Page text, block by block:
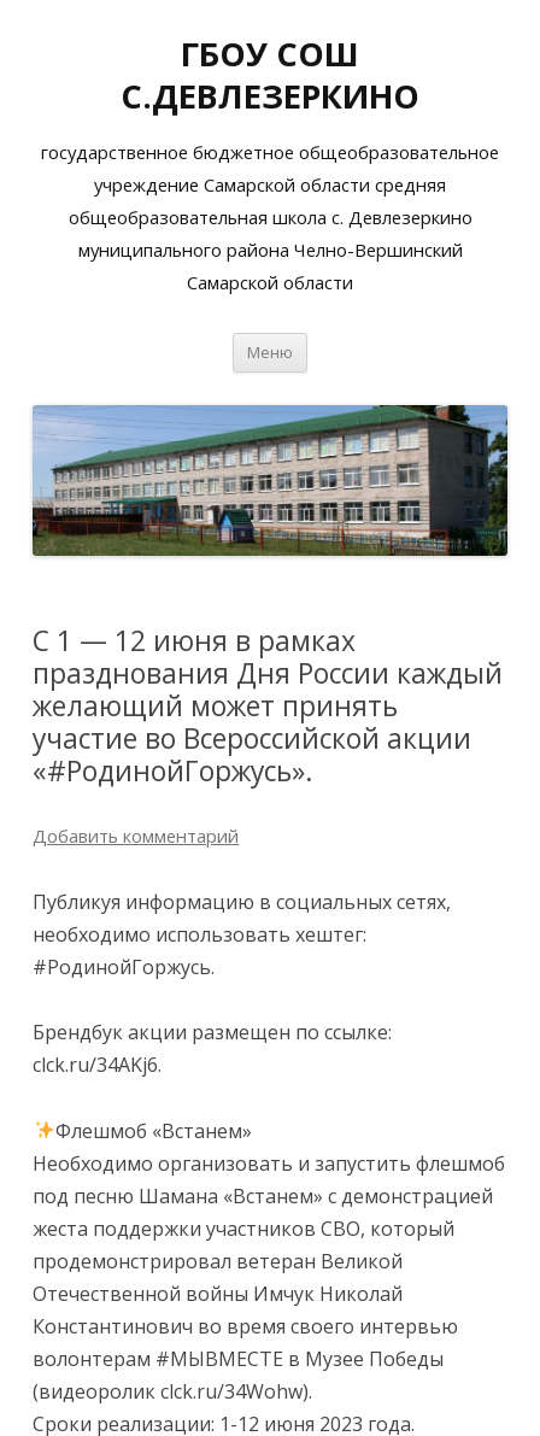
ГБОУ СОШ
С.ДЕВЛЕЗЕРКИНО
государственное бюджетное общеобразовательное
учреждение Самарской области средняя
общеобразовательная школа с. Девлезеркино
муниципального района Челно-Вершинский
Самарской области
Меню
С 1 — 12 июня в рамках
празднования Дня России каждый
желающий может принять
участие во Всероссийской акции
«#РодинойГоржусь».
Добавить комментарий
Публикуя информацию в социальных сетях,
необходимо использовать хештег:
#РодинойГоржусь.
Брендбук акции размещен по ссылке:
clck.ru/34AKj6.
Флешмоб «Встанем»
Необходимо организовать и запустить флешмоб
под песню Шамана «Встанем» с демонстрацией
жеста поддержки участников СВО, который
продемонстрировал ветеран Великой
Отечественной войны Имчук Николай
Константинович во время своего интервью
волонтерам #МЫВМЕСТЕ в Музее Победы
(видеоролик clck.ru/34Wohw).
Сроки реализации: 1-12 июня 2023 года.